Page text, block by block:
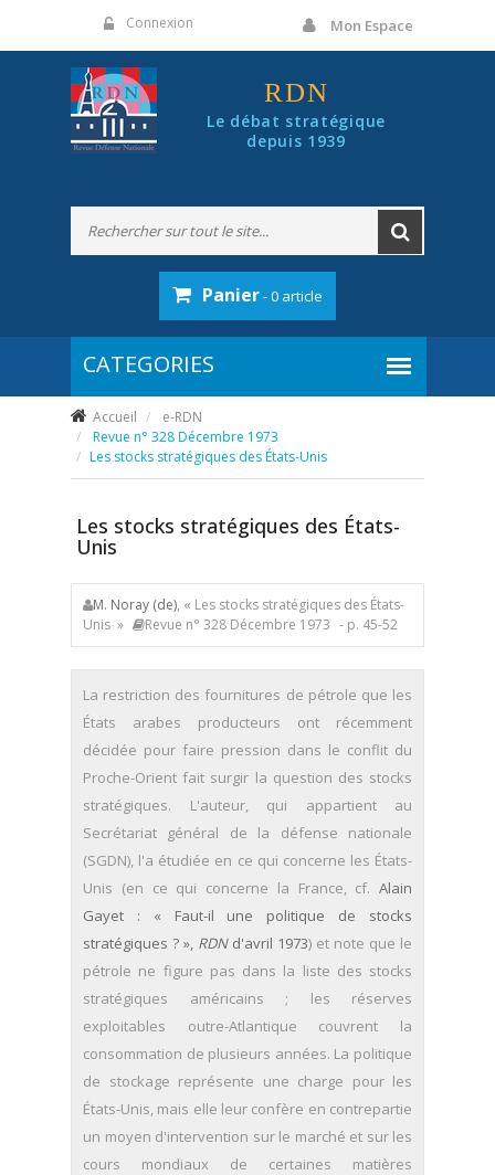
Connexion Mon Espace
RDN
Le débat stratégique
depuis 1939
Panier- 0 article
Accueil
e-RDN
Revue n° 328 Décembre 1973
Les stocks stratégiques des États-Unis
Les stocks stratégiques des États-
Unis
M. Noray (de), « Les stocks stratégiques des États-
Unis »
Revue n° 328 Décembre 1973 - p. 45-52
La restriction des fournitures de pétrole que les
États arabes producteurs ont récemment
décidée pour faire pression dans le conflit du
Proche-Orient fait surgir la question des stocks
stratégiques. L'auteur, qui appartient au
Secrétariat général de la défense nationale
(SGDN), l'a étudiée en ce qui concerne les États-
Unis (en ce qui concerne la France, cf. Alain
Gayet : «
Faut-il une politique de stocks
stratégiques ? », RDNd'avril 1973) et note que le
pétrole ne figure pas dans la liste des stocks
stratégiques américains ; les réserves
exploitables outre-Atlantique couvrent la
consommation de plusieurs années. La politique
de stockage représente une charge pour les
États-Unis, mais elle leur confère en contrepartie
un moyen d'intervention sur le marché et sur les
cours mondiaux de certaines matières